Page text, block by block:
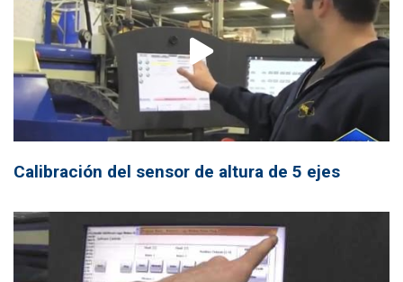
Calibración del sensor de altura de 5 ejes